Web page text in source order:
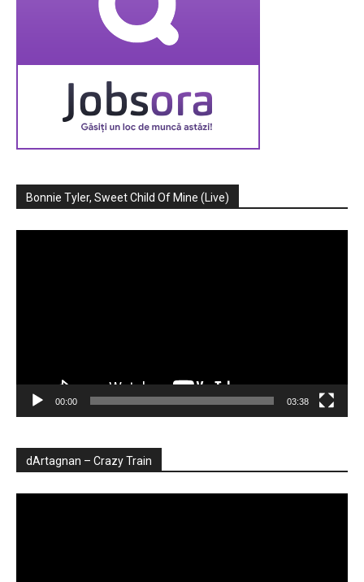
Bonnie Tyler, Sweet Child Of Mine (Live)
00:00 03:38
dArtagnan – Crazy Train